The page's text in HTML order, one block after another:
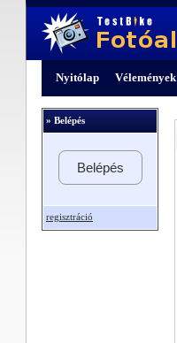
Nyitólap Vélemények
» Belépés
Belépés
regisztráció